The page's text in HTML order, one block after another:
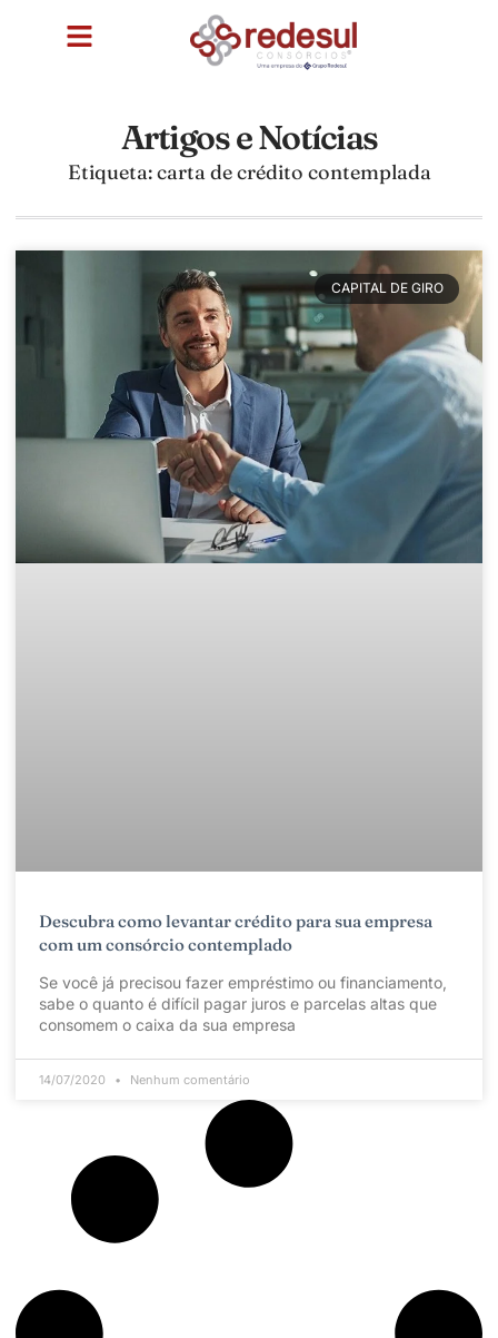
Artigos e Notícias
Etiqueta: carta de crédito contemplada
CAPITAL DE GIRO
Descubra como levantar crédito para sua empresa
com um consórcio contemplado
Se você já precisou fazer empréstimo ou financiamento,
sabe o quanto é difícil pagar juros e parcelas altas que
consomem o caixa da sua empresa
14/07/2020 Nenhum comentário